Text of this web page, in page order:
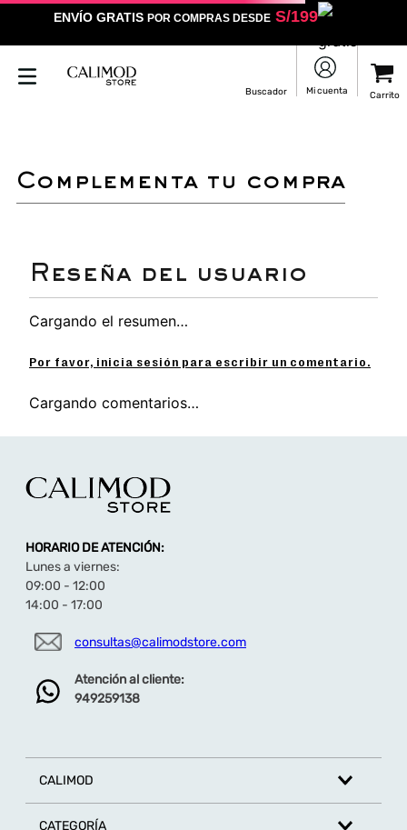
ENVÍO GRATIS POR COMPRAS DESDES/199
complementa tu compra
Cargando el resumen…
Por favor, inicia sesión para escribir un comentario.
Cargando comentarios…
HORARIO DE ATENCIÓN:
Lunes a viernes:
09:00 - 12:00
14:00 - 17:00
consultas@calimodstore.com
Atención al cliente:
949259138
CALIMOD
CATEGORÍA